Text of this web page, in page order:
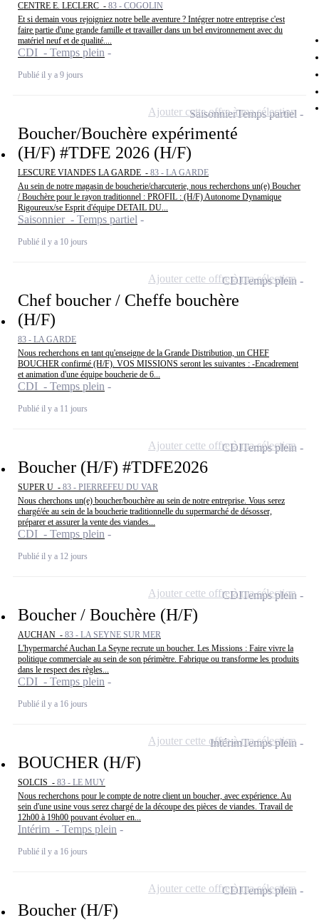
CENTRE E. LECLERC - 83 - COGOLIN
Et si demain vous rejoigniez notre belle aventure ? Intégrer notre entreprise c'est
faire partie d'une grande famille et travailler dans un bel environnement avec du
matériel neuf et de qualité....
CDI - Temps plein
Publié il y a 9 jours
Boucher/Bouchère expérimenté
(H/F) #TDFE 2026 (H/F)
LESCURE VIANDES LA GARDE - 83 - LA GARDE
Au sein de notre magasin de boucherie/charcuterie, nous recherchons un(e) Boucher
/ Bouchère pour le rayon traditionnel : PROFIL : (H/F) Autonome Dynamique
Rigoureux/se Esprit d'équipe DETAIL DU...
Saisonnier - Temps partiel
Publié il y a 10 jours
SaisonnierTemps partiel
Ajouter cette offre à ma sélection
Chef boucher / Cheffe bouchère
(H/F)
83 - LA GARDE
Nous recherchons en tant qu'enseigne de la Grande Distribution, un CHEF
BOUCHER confirmé (H/F). VOS MISSIONS seront les suivantes : -Encadrement
et animation d'une équipe boucherie de 6...
CDI - Temps plein
Publié il y a 11 jours
CDITemps plein
Ajouter cette offre à ma sélection
Boucher (H/F) #TDFE2026
SUPER U - 83 - PIERREFEU DU VAR
Nous cherchons un(e) boucher/bouchère au sein de notre entreprise. Vous serez
chargé/ée au sein de la boucherie traditionnelle du supermarché de désosser,
préparer et assurer la vente des viandes...
CDI - Temps plein
Publié il y a 12 jours
CDITemps plein
Ajouter cette offre à ma sélection
Boucher / Bouchère (H/F)
AUCHAN - 83 - LA SEYNE SUR MER
L'hypermarché Auchan La Seyne recrute un boucher. Les Missions : Faire vivre la
politique commerciale au sein de son périmètre. Fabrique ou transforme les produits
dans le respect des règles...
CDI - Temps plein
Publié il y a 16 jours
CDITemps plein
Ajouter cette offre à ma sélection
BOUCHER (H/F)
SOLCIS - 83 - LE MUY
Nous recherchons pour le compte de notre client un boucher, avec expérience. Au
sein d'une usine vous serez chargé de la découpe des pièces de viandes. Travail de
12h00 à 19h00 pouvant évoluer en...
Intérim - Temps plein
Publié il y a 16 jours
IntérimTemps plein
Ajouter cette offre à ma sélection
Boucher (H/F)
CDITemps plein
Ajouter cette offre à ma sélection